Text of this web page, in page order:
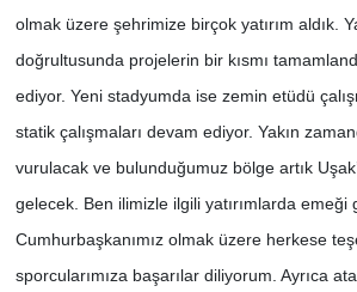
olmak üzere şehrimize birçok yatırım aldık.
doğrultusunda projelerin bir kısmı
ediyor. Yeni stadyumda ise zemin etüdü
statik çalışmaları devam ediyor. Yakın
vurulacak ve bulunduğumuz bölge artık
gelecek. Ben ilimizle ilgili yatırımlarda emeği
Cumhurbaşkanımız olmak üzere herkese
sporcularımıza başarılar diliyorum. Ayrıca ata